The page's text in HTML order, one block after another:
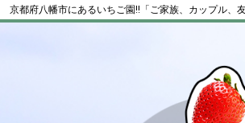
京都府八幡市にあるいちご園!!「ご家族、カップル、